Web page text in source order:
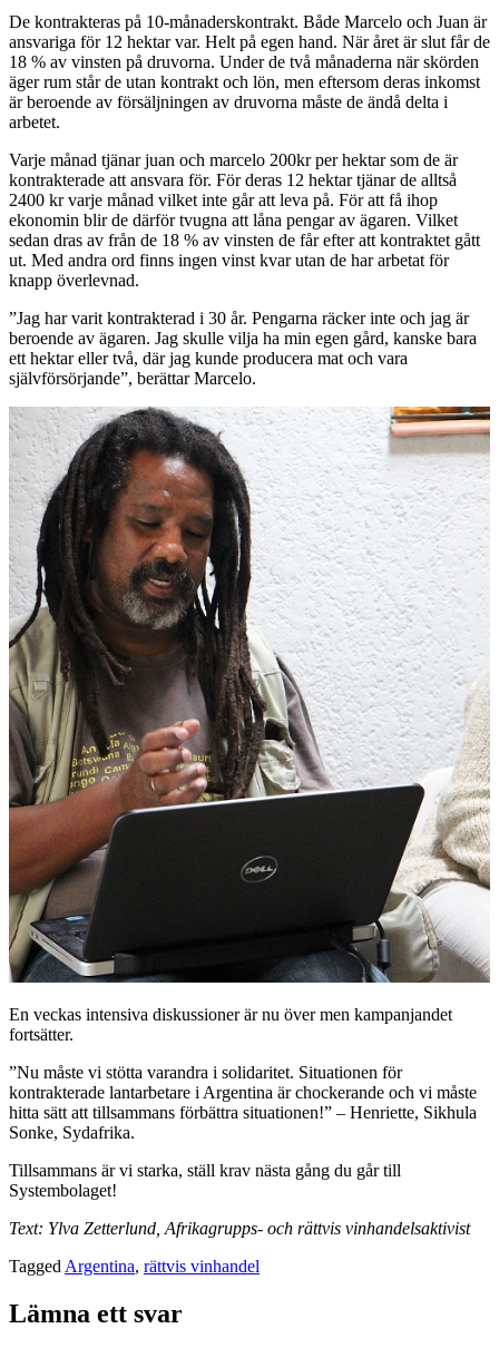
De kontrakteras på 10-månaderskontrakt. Både Marcelo och Juan är
ansvariga för 12 hektar var. Helt på egen hand. När året är slut får de
18 % av vinsten på druvorna. Under de två månaderna när skörden
äger rum står de utan kontrakt och lön, men eftersom deras inkomst
är beroende av försäljningen av druvorna måste de ändå delta i
arbetet.
Varje månad tjänar juan och marcelo 200kr per hektar som de är
kontrakterade att ansvara för. För deras 12 hektar tjänar de alltså
2400 kr varje månad vilket inte går att leva på. För att få ihop
ekonomin blir de därför tvugna att låna pengar av ägaren. Vilket
sedan dras av från de 18 % av vinsten de får efter att kontraktet gått
ut. Med andra ord finns ingen vinst kvar utan de har arbetat för
knapp överlevnad.
”Jag har varit kontrakterad i 30 år. Pengarna räcker inte och jag är
beroende av ägaren. Jag skulle vilja ha min egen gård, kanske bara
ett hektar eller två, där jag kunde producera mat och vara
självförsörjande”, berättar Marcelo.
En veckas intensiva diskussioner är nu över men kampanjandet
fortsätter.
”Nu måste vi stötta varandra i solidaritet. Situationen för
kontrakterade lantarbetare i Argentina är chockerande och vi måste
hitta sätt att tillsammans förbättra situationen!” – Henriette, Sikhula
Sonke, Sydafrika.
Tillsammans är vi starka, ställ krav nästa gång du går till
Systembolaget!
Text: Ylva Zetterlund, Afrikagrupps- och rättvis vinhandelsaktivist
TaggedArgentina, rättvis vinhandel
Lämna ett svar